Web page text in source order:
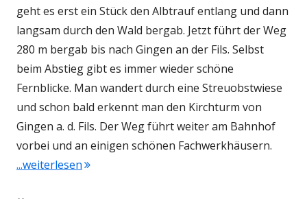
geht es erst ein Stück den Albtrauf entlang und dann
langsam durch den Wald bergab. Jetzt führt der Weg
280 m bergab bis nach Gingen an der Fils. Selbst
beim Abstieg gibt es immer wieder schöne
Fernblicke. Man wandert durch eine Streuobstwiese
und schon bald erkennt man den Kirchturm von
Gingen a. d. Fils. Der Weg führt weiter am Bahnhof
vorbei und an einigen schönen Fachwerkhäusern.
...weiterlesen"Albsteig Etappe 6"